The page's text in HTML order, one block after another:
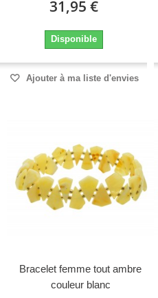
31,95 €
Disponible
Ajouter à ma liste d'envies
Bracelet femme tout ambre
couleur blanc